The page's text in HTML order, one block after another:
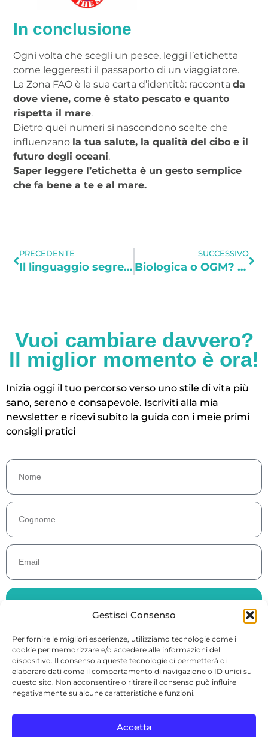
Gestisci Consenso
Per fornire le migliori esperienze, utilizziamo tecnologie come i
cookie per memorizzare e/o accedere alle informazioni del
dispositivo. Il consenso a queste tecnologie ci permetterà di
elaborare dati come il comportamento di navigazione o ID unici su
questo sito. Non acconsentire o ritirare il consenso può influire
negativamente su alcune caratteristiche e funzioni.
Accetta
In conclusione
Ogni volta che scegli un pesce, leggi l’etichetta
come leggeresti il passaporto di un viaggiatore.
La Zona FAO è la sua carta d’identità: racconta da
dove viene, come è stato pescato e quanto
rispetta il mare.
Dietro quei numeri si nascondono scelte che
influenzano la tua salute, la qualità del cibo e il
futuro degli oceani.
Saper leggere l’etichetta è un gesto semplice
che fa bene a te e al mare.
PRECEDENTE
Il linguaggio segreto del sonno
SUCCESSIVO
Biologica o OGM? Il segreto è nel bollino!
Vuoi cambiare davvero?
Il miglior momento è ora!
Inizia oggi il tuo percorso verso uno stile di vita più
sano, sereno e consapevole. Iscriviti alla mia
newsletter e ricevi subito la guida con i meie primi
consigli pratici
© 2026 Dott.ssa Antonella Toselli · P. IVA 00776220048 · Sede: Via
Battaglia 5, 12100 Cuneo (CN)